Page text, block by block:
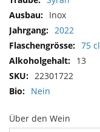
Inox
2022
75 cl
13
22301722
Nein
Über den Wein